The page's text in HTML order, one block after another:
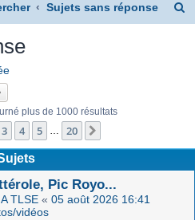
Sujets sans réponse
plus de 1000 résultats
20
3 4 5 … 20
Pic Royo...
TLSE « 05 août 2026 16:41
vidéos